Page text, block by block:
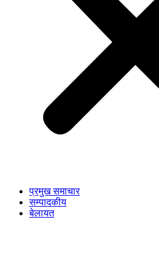
प्रमुख समाचार
सम्पादकीय
बेलायत